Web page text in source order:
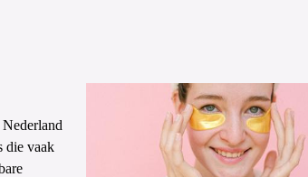
die vaak